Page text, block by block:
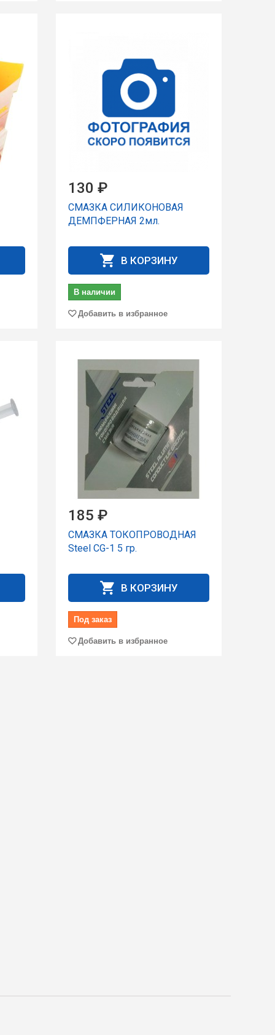
130 ₽
СМАЗКА СИЛИКОНОВАЯ
ДЕМПФЕРНАЯ 2мл.
В КОРЗИНУ
В наличии
Добавить в избранное
185 ₽
СМАЗКА ТОКОПРОВОДНАЯ
Steel CG-1 5 гр.
В КОРЗИНУ
Под заказ
Добавить в избранное